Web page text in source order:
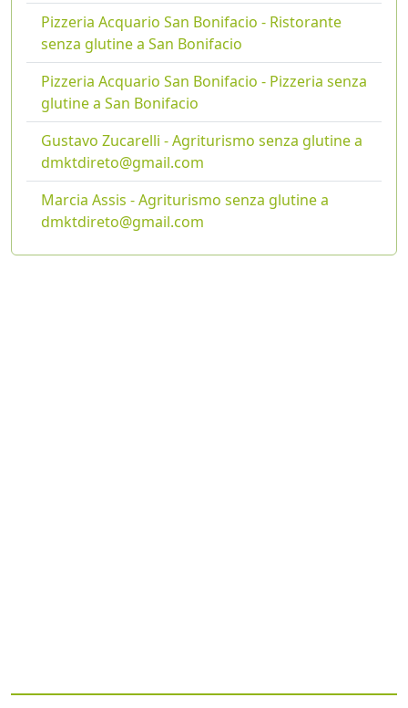
Pizzeria Acquario San Bonifacio - Ristorante
senza glutine a San Bonifacio
Pizzeria Acquario San Bonifacio - Pizzeria senza
glutine a San Bonifacio
Gustavo Zucarelli - Agriturismo senza glutine a
dmktdireto@gmail.com
Marcia Assis - Agriturismo senza glutine a
dmktdireto@gmail.com